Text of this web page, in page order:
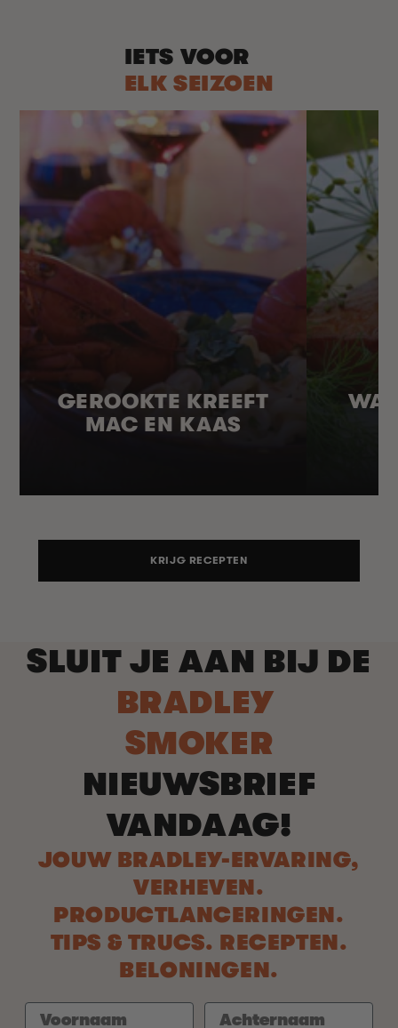
IETS VOOR
ELK SEIZOEN
GEROOKTE KREEFT
MAC EN KAAS
KRIJG RECEPTEN
SLUIT JE AAN BIJ DE
BRADLEY
SMOKER
NIEUWSBRIEF
VANDAAG!
JOUW BRADLEY-ERVARING,
VERHEVEN.
PRODUCTLANCERINGEN.
TIPS & TRUCS. RECEPTEN.
BELONINGEN.